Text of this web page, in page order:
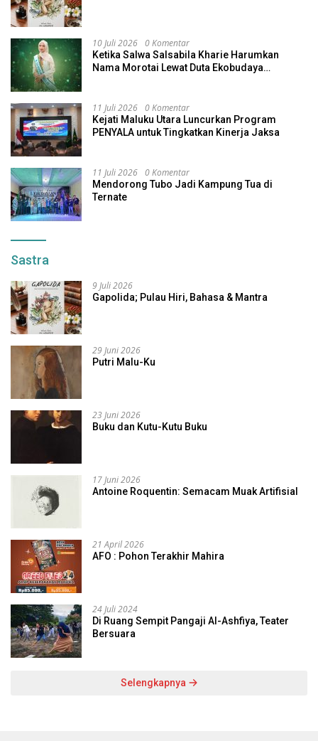
10 Juli 2026 0 Komentar
Ketika Salwa Salsabila Kharie Harumkan
Nama Morotai Lewat Duta Ekobudaya
11 Juli 2026 0 Komentar
Kejati Maluku Utara Luncurkan Program
PENYALA untuk Tingkatkan Kinerja Jaksa
11 Juli 2026 0 Komentar
Mendorong Tubo Jadi Kampung Tua di
Ternate
Sastra
9 Juli 2026
Gapolida; Pulau Hiri, Bahasa & Mantra
29 Juni 2026
Putri Malu-Ku
23 Juni 2026
Buku dan Kutu-Kutu Buku
17 Juni 2026
Antoine Roquentin: Semacam Muak Artifisial
21 April 2026
AFO : Pohon Terakhir Mahira
24 Juli 2024
Di Ruang Sempit Pangaji Al-Ashfiya, Teater
Bersuara
Selengkapnya